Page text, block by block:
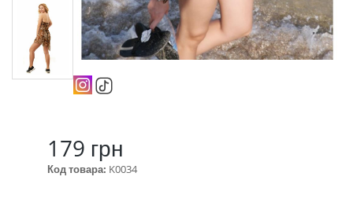
179 грн
Код товара: K0034